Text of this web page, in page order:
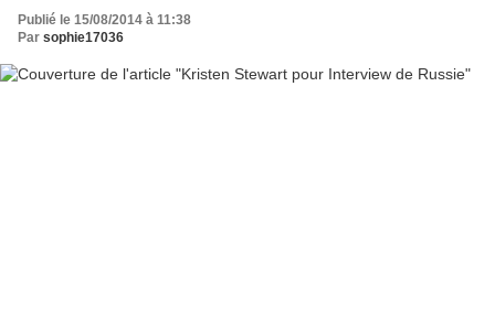
Publié le 15/08/2014 à 11:38
Par sophie17036